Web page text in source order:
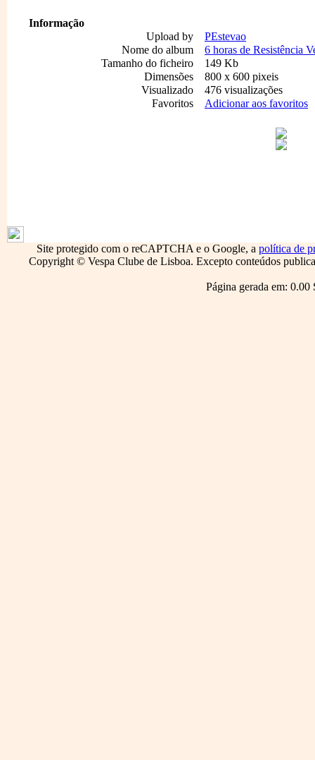
Informação
Upload by
PEstevao
Nome do album
6 horas de Resistência
Tamanho do ficheiro
149 Kb
Dimensões
800 x 600 pixeis
Visualizado
476 visualizações
Favoritos
Adicionar aos favoritos
Site protegido com o reCAPTCHA e o Google, a política de
Copyright © Vespa Clube de Lisboa. Excepto conteúdos
Página gerada em: 0.00